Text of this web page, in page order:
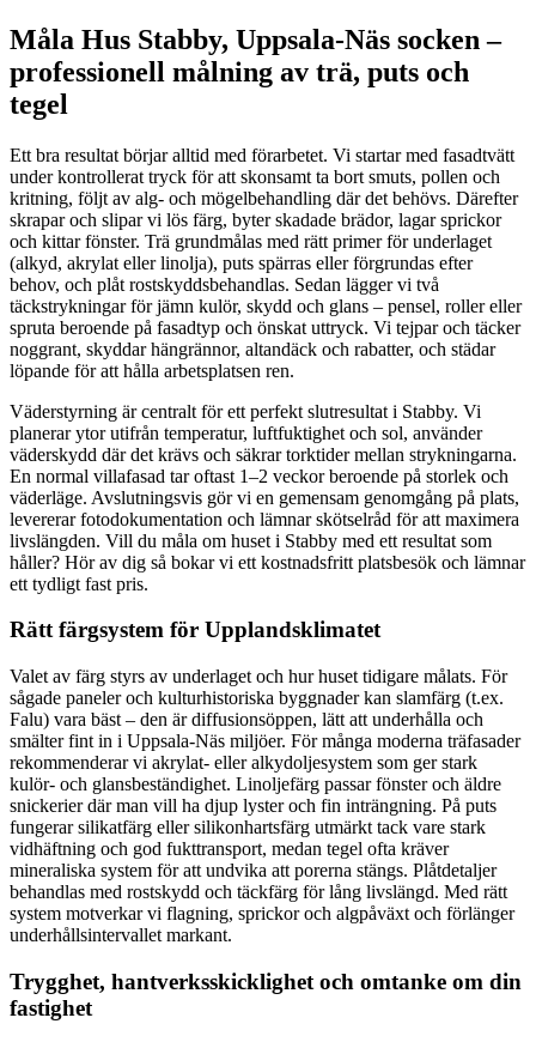
Måla Hus Stabby, Uppsala-Näs socken –
professionell målning av trä, puts och
tegel
Ett bra resultat börjar alltid med förarbetet. Vi startar med fasadtvätt
under kontrollerat tryck för att skonsamt ta bort smuts, pollen och
kritning, följt av alg- och mögelbehandling där det behövs. Därefter
skrapar och slipar vi lös färg, byter skadade brädor, lagar sprickor
och kittar fönster. Trä grundmålas med rätt primer för underlaget
(alkyd, akrylat eller linolja), puts spärras eller förgrundas efter
behov, och plåt rostskyddsbehandlas. Sedan lägger vi två
täckstrykningar för jämn kulör, skydd och glans – pensel, roller eller
spruta beroende på fasadtyp och önskat uttryck. Vi tejpar och täcker
noggrant, skyddar hängrännor, altandäck och rabatter, och städar
löpande för att hålla arbetsplatsen ren.
Väderstyrning är centralt för ett perfekt slutresultat i Stabby. Vi
planerar ytor utifrån temperatur, luftfuktighet och sol, använder
väderskydd där det krävs och säkrar torktider mellan strykningarna.
En normal villafasad tar oftast 1–2 veckor beroende på storlek och
väderläge. Avslutningsvis gör vi en gemensam genomgång på plats,
levererar fotodokumentation och lämnar skötselråd för att maximera
livslängden. Vill du måla om huset i Stabby med ett resultat som
håller? Hör av dig så bokar vi ett kostnadsfritt platsbesök och lämnar
ett tydligt fast pris.
Rätt färgsystem för Upplandsklimatet
Valet av färg styrs av underlaget och hur huset tidigare målats. För
sågade paneler och kulturhistoriska byggnader kan slamfärg (t.ex.
Falu) vara bäst – den är diffusionsöppen, lätt att underhålla och
smälter fint in i Uppsala-Näs miljöer. För många moderna träfasader
rekommenderar vi akrylat- eller alkydoljesystem som ger stark
kulör- och glansbeständighet. Linoljefärg passar fönster och äldre
snickerier där man vill ha djup lyster och fin inträngning. På puts
fungerar silikatfärg eller silikonhartsfärg utmärkt tack vare stark
vidhäftning och god fukttransport, medan tegel ofta kräver
mineraliska system för att undvika att porerna stängs. Plåtdetaljer
behandlas med rostskydd och täckfärg för lång livslängd. Med rätt
system motverkar vi flagning, sprickor och algpåväxt och förlänger
underhållsintervallet markant.
Trygghet, hantverksskicklighet och omtanke om din
fastighet